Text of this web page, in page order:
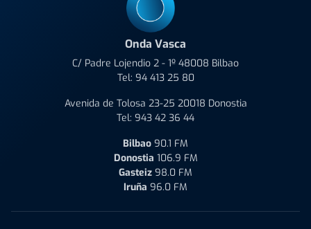
Onda Vasca
C/ Padre Lojendio 2 - 1º 48008 Bilbao
Tel: 94 413 25 80
Avenida de Tolosa 23-25 20018 Donostia
Tel: 943 42 36 44
Bilbao 90.1 FM
Donostia 106.9 FM
Gasteiz 98.0 FM
Iruña 96.0 FM